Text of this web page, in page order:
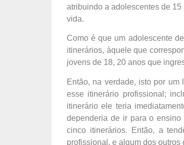
atribuindo a adolescentes de
vida.
Como é que um adolescente
itinerários, àquele que
jovens de 18, 20 anos que
Então, na verdade, isto por
esse itinerário profissional;
itinerário ele teria
dependeria de ir para o
cinco itinerários. Então, a
profissional, e algum dos outros